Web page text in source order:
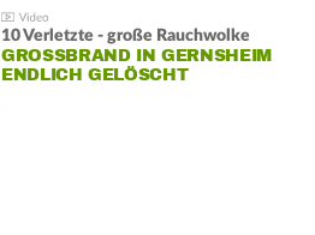
10 Verletzte - große Rauchwolke
GROSSBRAND IN GERNSHEIM E
NDLICH GELÖSCHT